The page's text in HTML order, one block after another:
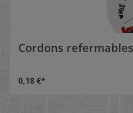
Cordons
0,18 €*